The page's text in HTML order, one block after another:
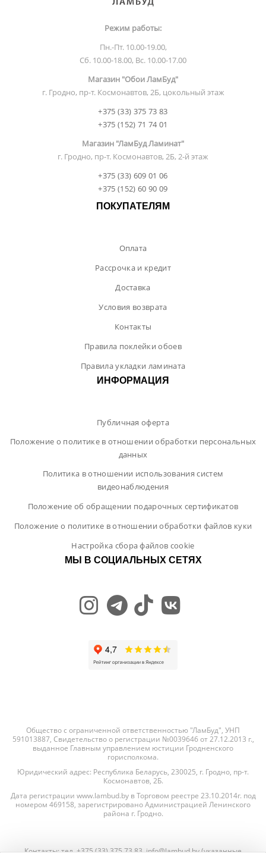
Режим работы:
Пн.-Пт. 10.00-19.00,
Сб. 10.00-18.00, Вс. 10.00-17.00
Магазин "Обои ЛамБуд"
г. Гродно, пр-т. Космонавтов, 2Б, цокольный этаж
+375 (33) 375 73 83
+375 (152) 71 74 01
Магазин "ЛамБуд Ламинат"
г. Гродно, пр-т. Космонавтов, 2Б, 2-й этаж
+375 (33) 609 01 06
+375 (152) 60 90 09
ПОКУПАТЕЛЯМ
Оплата
Рассрочка и кредит
Доставка
Условия возврата
Контакты
Правила поклейки обоев
Правила укладки ламината
ИНФОРМАЦИЯ
Публичная оферта
Положение о политике в отношении обработки персональных
данных
Политика в отношении использования систем
видеонаблюдения
Положение об обращении подарочных сертификатов
Положение о политике в отношении обработки файлов куки
Настройка сбора файлов cookie
МЫ В СОЦИАЛЬНЫХ СЕТЯХ
Общество с ограниченной ответственностью "ЛамБуд", УНП
591013887, Свидетельство о регистрации №0039646 от 27.12.2013 г.,
выданное Главным управлением юстиции Гродненского
горисполкома.
Юридический адрес: Республика Беларусь, 230025, г. Гродно, пр-т.
Космонавтов, 2Б.
Дата регистрации www.lambud.by в Торговом реестре 23.10.2014г. под
номером 469158, зарегистрировано Администрацией Ленинского
района г. Гродно.